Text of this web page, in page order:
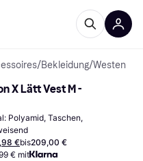
/Bekleidung/Westen
X Lätt Vest M -
Polyamid, Taschen,
€bis209,00 €
€ mit